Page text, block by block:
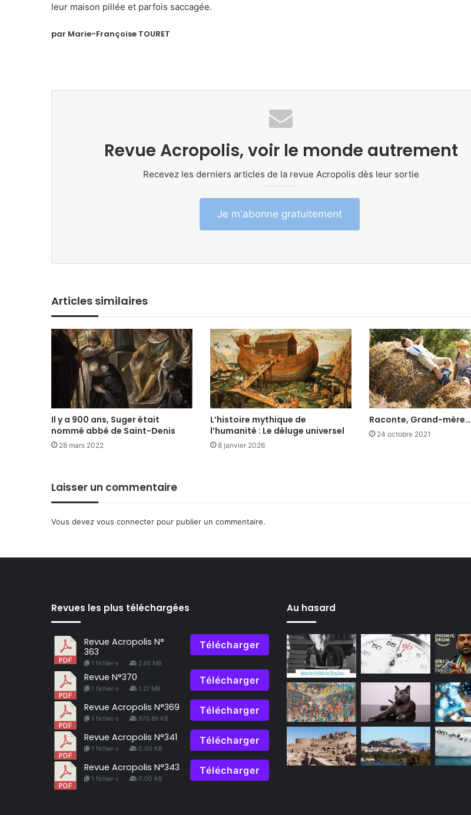
leur maison pillée et parfois saccagée.
par Marie-Françoise TOURET
Revue Acropolis, voir le monde autrement
Recevez les derniers articles de la revue Acropolis dès leur sortie
Je m'abonne gratuitement
Articles similaires
Il y a 900 ans, Suger était
nommé abbé de Saint-Denis
28 mars 2022
L’histoire mythique de
l’humanité : Le déluge universel
8 janvier 2026
Raconte, Grand-mère…
24 octobre 2021
Laisser un commentaire
Vous devez vous connecter pour publier un commentaire.
Revues les plus téléchargées
Revue Acropolis N°
363
1 fichier·s 2.95 MB
Télécharger
Revue N°370
1 fichier·s 1.21 MB
Télécharger
Revue Acropolis N°369
1 fichier·s 970.89 KB
Télécharger
Revue Acropolis N°341
1 fichier·s 0.00 KB
Télécharger
Revue Acropolis N°343
1 fichier·s 0.00 KB
Télécharger
Au hasard